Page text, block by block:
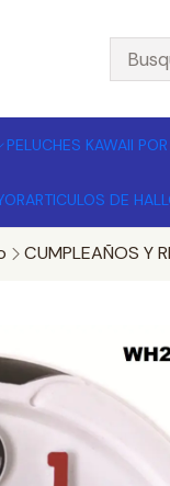
PELUCHES KAWAII
ARTICULOS DE
CUMPLEAÑOS Y